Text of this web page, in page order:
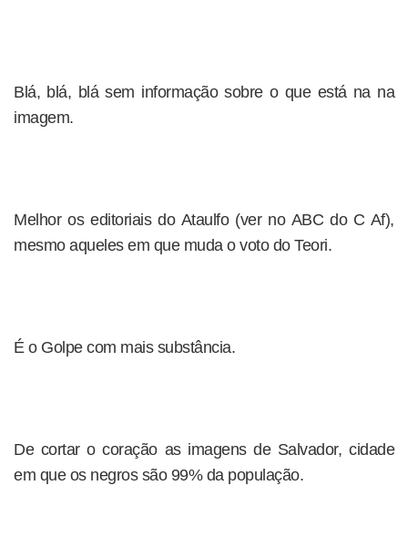
Blá, blá, blá sem informação sobre o que está na na
imagem.
Melhor os editoriais do Ataulfo (ver no ABC do C Af),
mesmo aqueles em que muda o voto do Teori.
É o Golpe com mais substância.
De cortar o coração as imagens de Salvador, cidade
em que os negros são 99% da população.